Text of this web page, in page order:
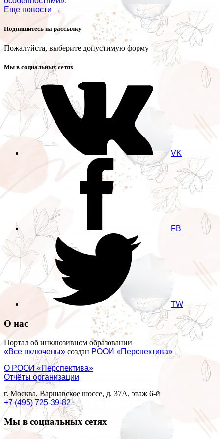
Еще новости →
Подпишитесь на рассылку
Пожалуйста, выберите допустимую форму
Мы в социальных сетях
VK
FB
TW
О нас
Портал об инклюзивном образовании
«Все включены» создан РООИ «Перспектива»
О РООИ «Перспектива»
Отчёты организации
г. Москва, Варшавское шоссе, д. 37А, этаж 6-й
+7 (495) 725-39-82
Мы в социальных сетях